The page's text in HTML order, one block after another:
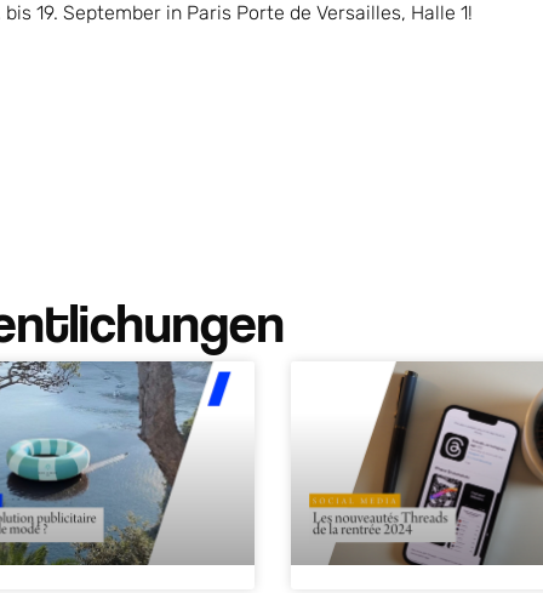
19. September in Paris Porte de Versailles, Halle 1!